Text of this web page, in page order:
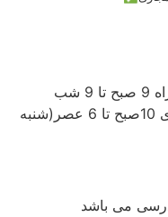
ساعت بازدید از فروشگاه حضوری 10صبح تا 6 عصر(شنبه
می باشد